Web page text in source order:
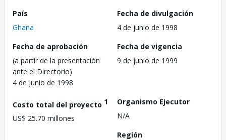
País
Ghana
Fecha de divulgación
4 de junio de 1998
Fecha de aprobación
(a partir de la presentación
ante el Directorio)
4 de junio de 1998
Fecha de vigencia
9 de junio de 1999
Costo total del proyecto 1
US$ 25.70 millones
Organismo Ejecutor
N/A
Región